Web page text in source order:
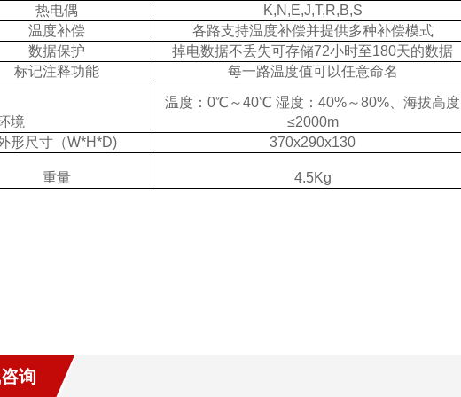
热电偶
K,N,E,J,T,R,B,S
温度补偿
各路支持温度补偿并提供多种补偿模式
数据保护
掉电数据不丢失可存储72小时至180天的数据
标记注释功能
每一路温度值可以任意命名
境
温度：0℃～40℃ 湿度：40%～80%、海拔高度
≤2000m
形尺寸（W*H*D)
370x290x130
重量 4.5Kg
询